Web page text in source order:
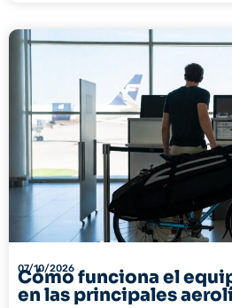
07/10/2026
Cómo funciona el
en las principales